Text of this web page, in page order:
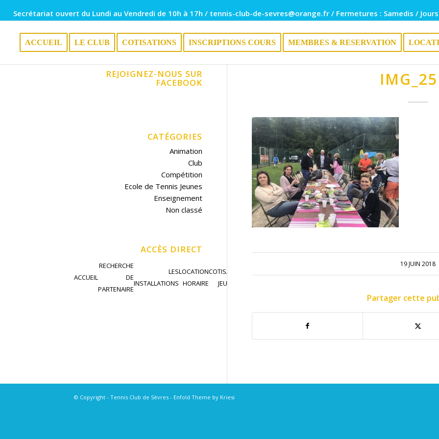
Secrétariat ouvert du Lundi au Vendredi de 10h à 17h / tennis-club-de-sevres@orange.fr / Fermetures : Samedis /
ACCUEIL LE CLUB COTISATIONS INSCRIPTIONS COURS MEMBRES & RESERVATION
19 JUIN 2018
Partager cette
REJOIGNEZ-NOUS SUR
FACEBOOK
CATÉGORIES
Animation
Club
Compétition
Ecole de Tennis Jeunes
Enseignement
Non classé
ACCÈS DIRECT
ACCUEIL
RECHERCHE
DE
PARTENAIRE
LES
INSTALLATIONS
LOCATION
HORAIRE
COTISATION
JEU LIBRE
CONTACT
© Copyright - Tennis Club de Sèvres - Enfold Theme by Kriesi